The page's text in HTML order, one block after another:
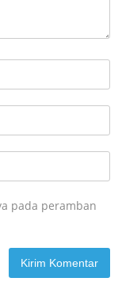
pada peramban